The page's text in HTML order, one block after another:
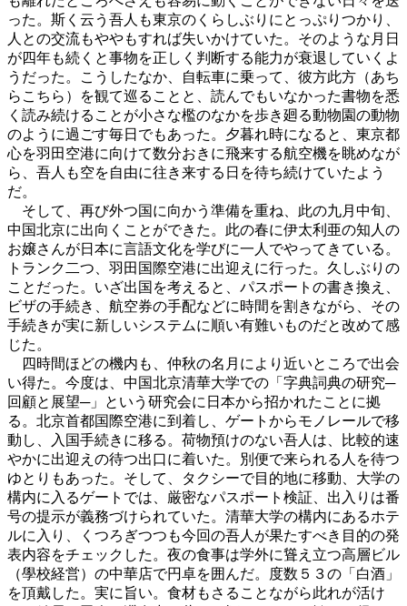
った。斯く云う吾人も東京のくらしぶりにとっぷりつかり、
人との交流もややもすれば失いかけていた。そのような月日
が四年も続くと事物を正しく判断する能力が衰退していくよ
うだった。こうしたなか、自転車に乗って、彼方此方（あち
らこちら）を観て巡ることと、読んでもいなかった書物を悉
く読み続けることが小さな檻のなかを歩き廻る動物園の動物
のように過ごす毎日でもあった。夕暮れ時になると、東京都
心を羽田空港に向けて数分おきに飛来する航空機を眺めなが
ら、吾人も空を自由に往き来する日を待ち続けていたよう
だ。
そして、再び外つ国に向かう準備を重ね、此の九月中旬、
中国北京に出向くことができた。此の春に伊太利亜の知人の
お嬢さんが日本に言語文化を学びに一人でやってきている。
トランク二つ、羽田国際空港に出迎えに行った。久しぶりの
ことだった。いざ出国を考えると、パスポートの書き換え、
ビザの手続き、航空券の手配などに時間を割きながら、その
手続きが実に新しいシステムに順い有難いものだと改めて感
じた。
四時間ほどの機内も、仲秋の名月により近いところで出会
い得た。今度は、中国北京清華大学での「字典詞典の研究─
回顧と展望─」という研究会に日本から招かれたことに拠
る。北京首都国際空港に到着し、ゲートからモノレールで移
動し、入国手続きに移る。荷物預けのない吾人は、比較的速
やかに出迎えの待つ出口に着いた。別便で来られる人を待つ
ゆとりもあった。そして、タクシーで目的地に移動、大学の
構内に入るゲートでは、厳密なパスポート検証、出入りは番
号の提示が義務づけられていた。清華大学の構内にあるホテ
ルに入り、くつろぎつつも今回の吾人が果たすべき目的の発
表内容をチェックした。夜の食事は学外に聳え立つ高層ビル
（學校経営）の中華店で円卓を囲んだ。度数５３の「白酒」
を頂戴した。実に旨い。食材もさることながら此れが活け